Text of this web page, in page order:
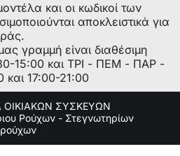
και οι κωδικοί των
αποκλειστικά για
γραμμή είναι διαθέσιμη
15:00 και ΤΡΙ - ΠΕΜ - ΠΑΡ -
17:00-21:00
ΟΙΚΙΑΚΩΝ ΣΥΣΚΕΥΩΝ
Ρούχων - Στεγνωτηρίων